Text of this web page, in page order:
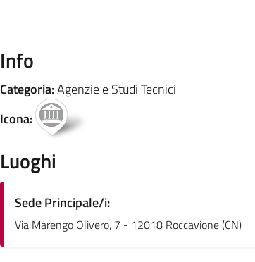
Info
Categoria:Agenzie e Studi Tecnici
Icona:
Luoghi
Sede Principale/i:
Via Marengo Olivero, 7 - 12018 Roccavione (CN)